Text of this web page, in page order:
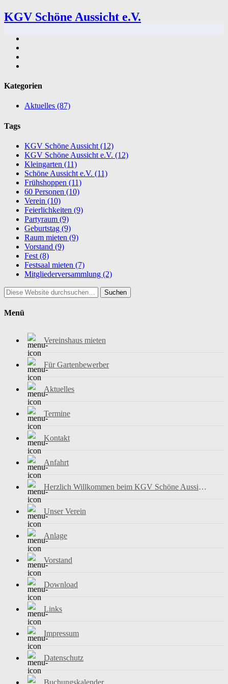
KGV Schöne Aussicht e.V.
Kategorien
Aktuelles (87)
Tags
KGV Schöne Aussicht (12)
KGV Schöne Aussicht e.V. (12)
Kleingarten (11)
Schöne Aussicht e.V. (11)
Frühshoppen (11)
60 Personen (10)
Verein (10)
Feierlichkeiten (9)
Partyraum (9)
Geburtstag (9)
Raum mieten (9)
Vorstand (9)
Fest (8)
Festsaal mieten (7)
Mitgliederversammlung (2)
Suchen
Menü
Vereinshaus mieten
Für Gartenbewerber
Aktuelles
Termine
Kontakt
Anfahrt
Herzlich Willkommen beim KGV Schöne Aussicht e.V.
Unser Verein
Anlage
Vorstand
Download
Links
Impressum
Datenschutz